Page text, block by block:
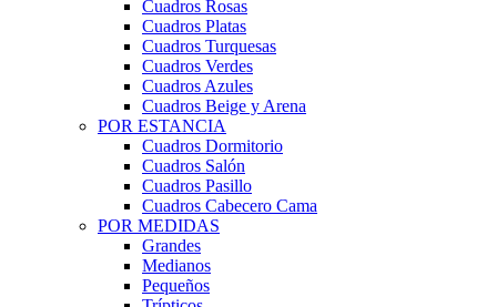
Cuadros Rosas
Cuadros Platas
Cuadros Turquesas
Cuadros Verdes
Cuadros Azules
Cuadros Beige y Arena
POR ESTANCIA
Cuadros Dormitorio
Cuadros Salón
Cuadros Pasillo
Cuadros Cabecero Cama
POR MEDIDAS
Grandes
Medianos
Pequeños